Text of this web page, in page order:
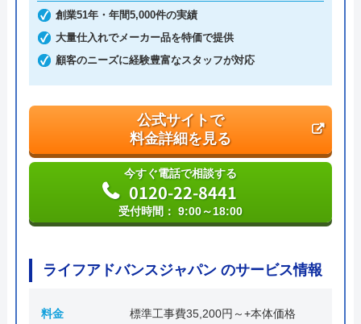
運営会社 株式会社イ―スマイル
代表者 島村禮孝
本社所在地
〒542-0066
大阪府大阪市中央区瓦屋町3丁目7-3 イ
―スマイルビル
創業51年・年間5,000件の実績
大量仕入れでメーカー品を特価で提供
顧客のニーズに経験豊富なスタッフが対応
公式サイトで
料金詳細を見る
今すぐ電話で相談する
0120-22-8441
受付時間： 9:00～18:00
ライフアドバンスジャパン のサービス情報
料金 標準工事費35,200円～+本体価格